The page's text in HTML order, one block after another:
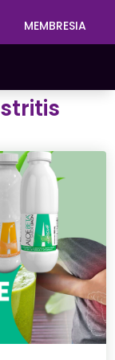
MEMBRESIA